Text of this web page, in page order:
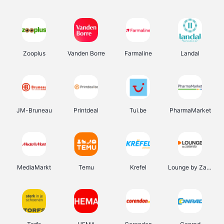
Zooplus Vanden Borre Farmaline Landal
JM-Bruneau Printdeal Tui.be PharmaMarket
MediaMarkt Temu Krefel Lounge by Zalando